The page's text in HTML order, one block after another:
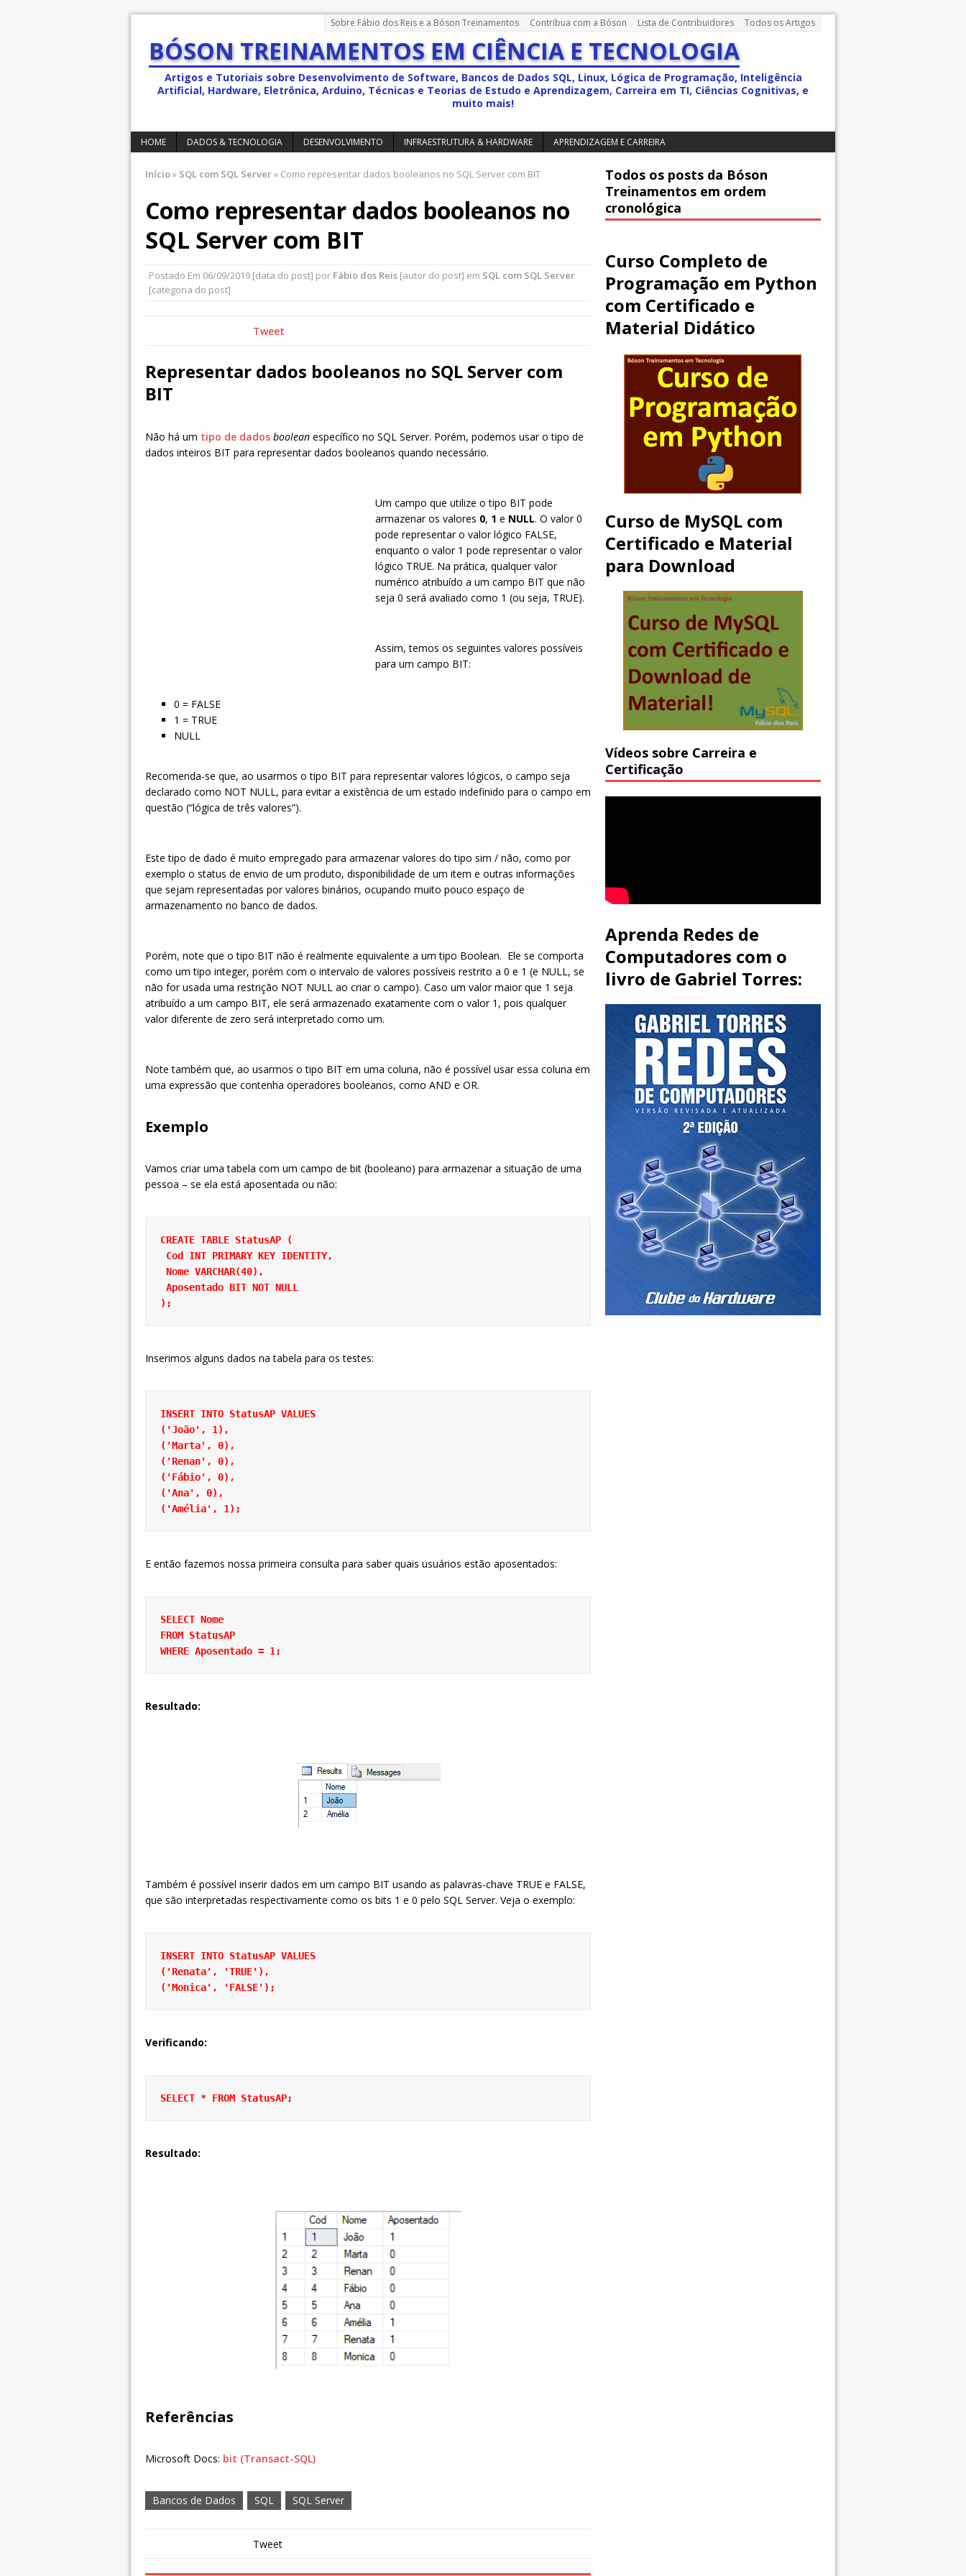
Sobre Fábio dos Reis e a Bóson Treinamentos Contribua com a Bóson Lista de Contribuidores Todos os Artigos
BÓSON TREINAMENTOS EM CIÊNCIA E TECNOLOGIA
Artigos e Tutoriais sobre Desenvolvimento de Software, Bancos de Dados SQL, Linux, Lógica de Programação, Inteligência
Artificial, Hardware, Eletrônica, Arduino, Técnicas e Teorias de Estudo e Aprendizagem, Carreira em TI, Ciências Cognitivas, e
muito mais!
HOME DADOS & TECNOLOGIA DESENVOLVIMENTO INFRAESTRUTURA & HARDWARE APRENDIZAGEM E CARREIRA
Início» SQL com SQL Server» Como representar dados booleanos no SQL Server com BIT
Como representar dados booleanos no
SQL Server com BIT
Postado Em 06/09/2019 [data do post] por Fábio dos Reis [autor do post] em SQL com SQL Server
[categoria do post]
Tweet
Representar dados booleanos no SQL Server com
BIT
Não há um tipo de dados boolean específico no SQL Server. Porém, podemos usar o tipo de
dados inteiros BIT para representar dados booleanos quando necessário.
Um campo que utilize o tipo BIT pode
armazenar os valores 0, 1 e NULL. O valor 0
pode representar o valor lógico FALSE,
enquanto o valor 1 pode representar o valor
lógico TRUE. Na prática, qualquer valor
numérico atribuído a um campo BIT que não
seja 0 será avaliado como 1 (ou seja, TRUE).
Assim, temos os seguintes valores possíveis
para um campo BIT:
0 = FALSE
1 = TRUE
NULL
Recomenda-se que, ao usarmos o tipo BIT para representar valores lógicos, o campo seja
declarado como NOT NULL, para evitar a existência de um estado indefinido para o campo em
questão (“lógica de três valores”).
Este tipo de dado é muito empregado para armazenar valores do tipo sim / não, como por
exemplo o status de envio de um produto, disponibilidade de um item e outras informações
que sejam representadas por valores binários, ocupando muito pouco espaço de
armazenamento no banco de dados.
Porém, note que o tipo BIT não é realmente equivalente a um tipo Boolean. Ele se comporta
como um tipo integer, porém com o intervalo de valores possíveis restrito a 0 e 1 (e NULL, se
não for usada uma restrição NOT NULL ao criar o campo). Caso um valor maior que 1 seja
atribuído a um campo BIT, ele será armazenado exatamente com o valor 1, pois qualquer
valor diferente de zero será interpretado como um.
Note também que, ao usarmos o tipo BIT em uma coluna, não é possível usar essa coluna em
uma expressão que contenha operadores booleanos, como AND e OR.
Exemplo
Vamos criar uma tabela com um campo de bit (booleano) para armazenar a situação de uma
pessoa – se ela está aposentada ou não:
CREATE TABLE StatusAP (
Cod INT PRIMARY KEY IDENTITY,
Nome VARCHAR(40),
Aposentado BIT NOT NULL
);
Inserimos alguns dados na tabela para os testes:
INSERT INTO StatusAP VALUES
('João', 1),
('Marta', 0),
('Fábio', 0),
('Ana', 0),
('Amélia', 1);
E então fazemos nossa primeira consulta para saber quais usuários estão aposentados:
SELECT Nome
FROM StatusAP
WHERE Aposentado = 1;
Resultado:
Também é possível inserir dados em um campo BIT usando as palavras-chave TRUE e FALSE,
que são interpretadas respectivamente como os bits 1 e 0 pelo SQL Server. Veja o exemplo:
INSERT INTO StatusAP VALUES
('Renata', 'TRUE'),
('Monica', 'FALSE');
Verificando:
SELECT * FROM StatusAP;
Resultado:
Referências
Microsoft Docs: bit (Transact-SQL)
Bancos de Dados SQL SQL Server
Tweet
Todos os posts da Bóson
Treinamentos em ordem
cronológica
Curso Completo de
Programação em Python
com Certificado e
Material Didático
Curso de MySQL com
Certificado e Material
para Download
Vídeos sobre Carreira e
Certificação
Aprenda Redes de
Computadores com o
livro de Gabriel Torres: